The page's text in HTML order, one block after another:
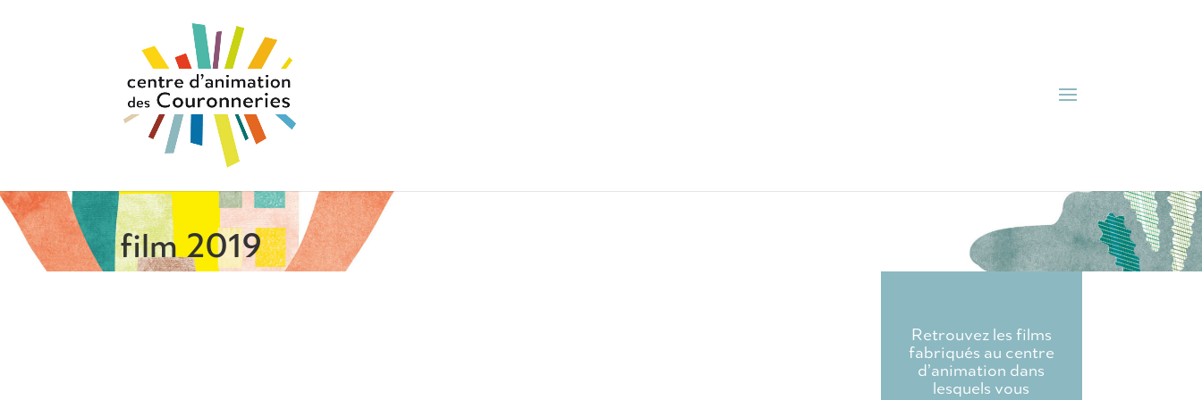
film 2019
Retrouvez les films
fabriqués au centre
d’animation dans
lesquels vous